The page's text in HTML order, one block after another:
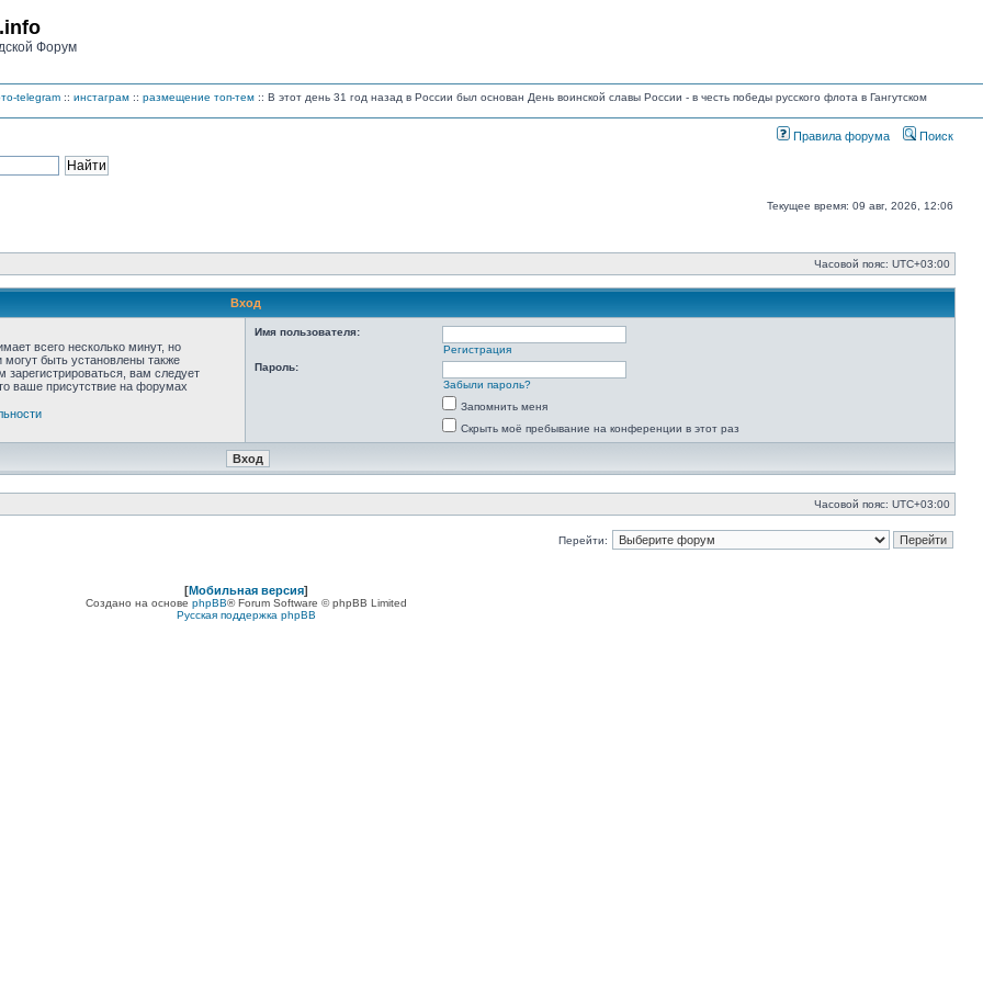
Форум
telegram :: инстаграм :: размещение топ-тем :: В этот день 31 год назад в России был основан День воинской славы России - в честь победы русского флота в Гангутском
Правила форума Поиск
Текущее время: 09 авг, 2026, 12:06
Часовой пояс: UTC+03:00
Вход
всего несколько минут, но
быть установлены также
зарегистрироваться, вам следует
ваше присутствие на форумах
Имя пользователя:
Регистрация
Пароль:
Забыли пароль?
Запомнить меня
Скрыть моё пребывание на конференции в этот раз
Часовой пояс: UTC+03:00
Перейти:
[Мобильная версия]
Создано на основе phpBB® Forum Software © phpBB Limited
Русская поддержка phpBB